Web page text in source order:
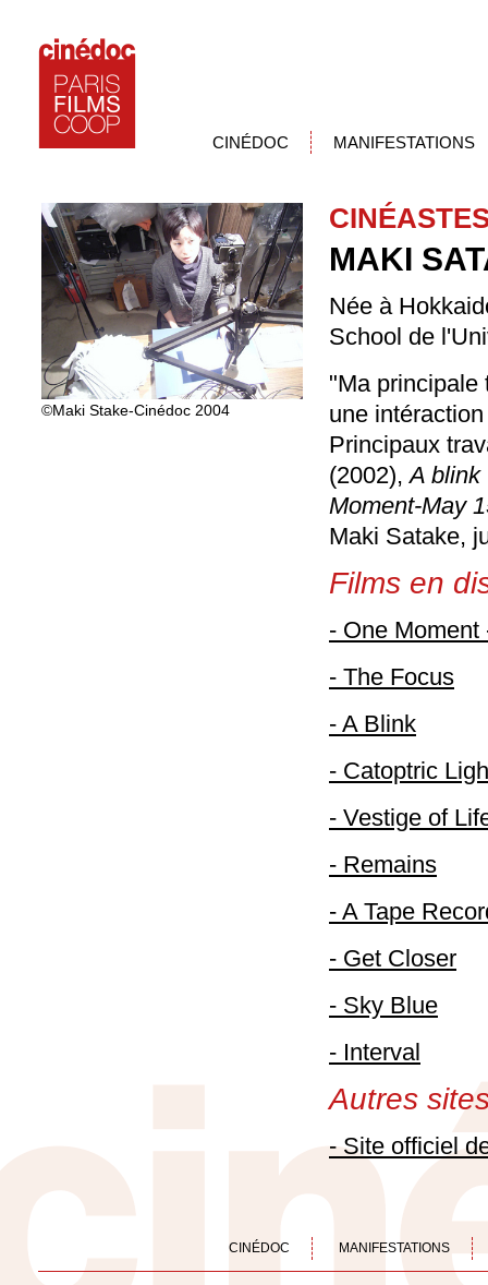
CINÉDOC MANIFESTATIONS
©Maki Stake-Cinédoc 2004
MAKI
Née à
School de
"Ma principale
une
Principaux
(2002),A blink
Moment-May
Maki Satake,
Films en
- One Moment
- The Focus
- A Blink
- Catoptric
- Vestige of
- Remains
- A Tape
- Get Closer
- Sky Blue
- Interval
Autres
- Site officiel
CINÉDOC MANIFESTATIONS